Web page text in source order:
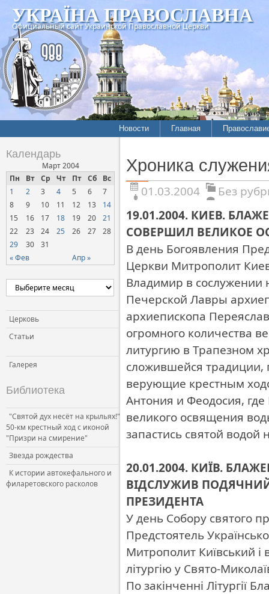
УКРАЇНА ПРАВОСЛАВНА
Официальный сайт Украинской Православной Церкви
Новости Главная
Календарь
Март 2004
Пн
Вт Ср Чт Пт Сб Вс
« Фев Апр »
1 2 3 4 5 6
7
8
9 10 11 12 13
14
15
16 17 18 19 20
21
22
23 24 25 26 27
28
29
30 31
Церковь
Статьи
Галерея
Библиотека
"Святой дух несёт на крыльях!"
50-км крестный ход с иконой
"Призри на смирение"
Звезда рождества
К истории автокефального и
филаретовского расколов
Хроника
01.03.2004
Без
19.01.2004. КИЕВ.
СОВЕРШИЛ ВЕЛИКОЕ
В день Богоявления
Церкви Митрополит
Владимир в сослужении
Печерской Лавры
архиепископа
огромного количества
литургию в Трапезном
сложившейся традиции,
верующие крестным
Антония и Феодосия,
великого освящения
запастись святой водой
20.01.2004. КИЇВ.
ВІДСЛУЖИВ
ПРЕЗИДЕНТА
У день Собору святого
Предстоятель
Митрополит Київський і
літургію у Свято-
По закінченні Літургії